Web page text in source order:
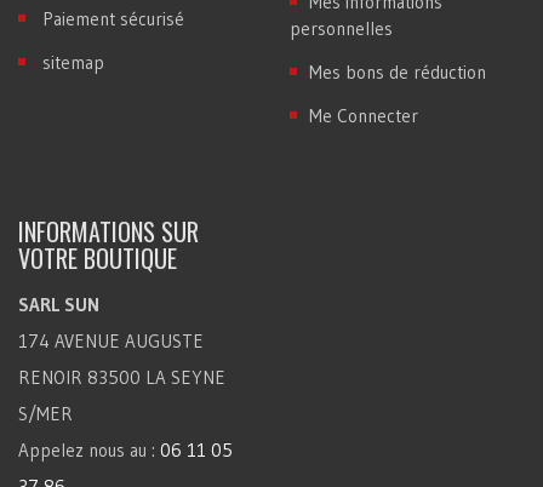
Paiement sécurisé
sitemap
personnelles
Mes bons de réduction
Me Connecter
INFORMATIONS SUR
VOTRE BOUTIQUE
SARL SUN
174 AVENUE AUGUSTE
RENOIR 83500 LA SEYNE
S/MER
Appelez nous au : 06 11 05